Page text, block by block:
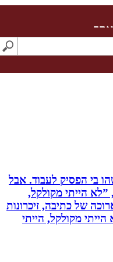
הפסיק לעבוד. אבל
מקולקל,
כתיבה, זיכרונות
מקולקל, הייתי